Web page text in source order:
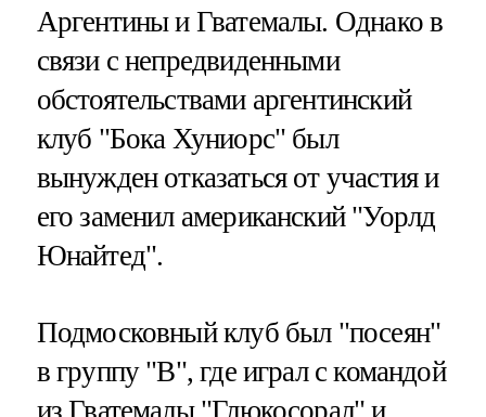
Аргентины и Гватемалы. Однако в
связи с непредвиденными
обстоятельствами аргентинский
клуб "Бока Хуниорс" был
вынужден отказаться от участия и
его заменил американский "Уорлд
Юнайтед".
Подмосковный клуб был "посеян"
в группу "В", где играл с командой
из Гватемалы "Глюкосорал" и